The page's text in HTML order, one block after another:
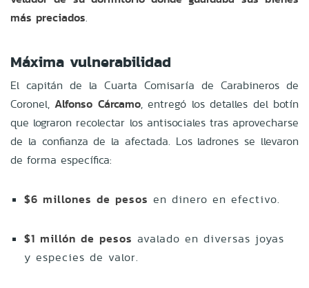
más preciados.
Máxima vulnerabilidad
El capitán de la Cuarta Comisaría de Carabineros de
Coronel,Alfonso Cárcamo, entregó los detalles del botín
que lograron recolectar los antisociales tras aprovecharse
de la confianza de la afectada. Los ladrones se llevaron
de forma específica:
$6 millones de pesos en dinero en efectivo.
$1 millón de pesos avalado en diversas joyas
y especies de valor.